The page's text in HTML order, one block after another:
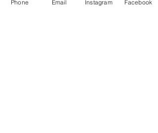
Phone Email Instagram Facebook